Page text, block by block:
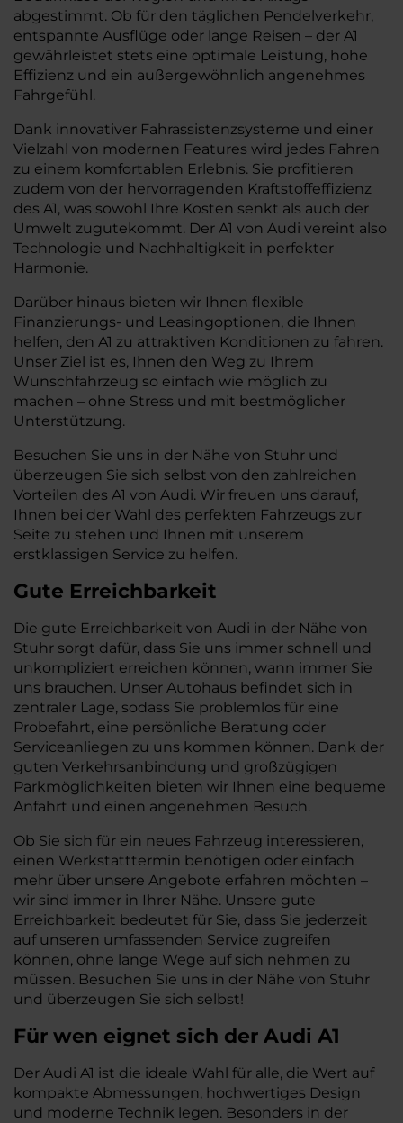
abgestimmt. Ob für den täglichen Pendelverkehr,
entspannte Ausflüge oder lange Reisen – der A1
gewährleistet stets eine optimale Leistung, hohe
Effizienz und ein außergewöhnlich angenehmes
Fahrgefühl.
Dank innovativer Fahrassistenzsysteme und einer
Vielzahl von modernen Features wird jedes Fahren
zu einem komfortablen Erlebnis. Sie profitieren
zudem von der hervorragenden Kraftstoffeffizienz
des A1, was sowohl Ihre Kosten senkt als auch der
Umwelt zugutekommt. Der A1 von Audi vereint also
Technologie und Nachhaltigkeit in perfekter
Harmonie.
Darüber hinaus bieten wir Ihnen flexible
Finanzierungs- und Leasingoptionen, die Ihnen
helfen, den A1 zu attraktiven Konditionen zu fahren.
Unser Ziel ist es, Ihnen den Weg zu Ihrem
Wunschfahrzeug so einfach wie möglich zu
machen – ohne Stress und mit bestmöglicher
Unterstützung.
Besuchen Sie uns in der Nähe von Stuhr und
überzeugen Sie sich selbst von den zahlreichen
Vorteilen des A1 von Audi. Wir freuen uns darauf,
Ihnen bei der Wahl des perfekten Fahrzeugs zur
Seite zu stehen und Ihnen mit unserem
erstklassigen Service zu helfen.
Gute Erreichbarkeit
Die gute Erreichbarkeit von Audi in der Nähe von
Stuhr sorgt dafür, dass Sie uns immer schnell und
unkompliziert erreichen können, wann immer Sie
uns brauchen. Unser Autohaus befindet sich in
zentraler Lage, sodass Sie problemlos für eine
Probefahrt, eine persönliche Beratung oder
Serviceanliegen zu uns kommen können. Dank der
guten Verkehrsanbindung und großzügigen
Parkmöglichkeiten bieten wir Ihnen eine bequeme
Anfahrt und einen angenehmen Besuch.
Ob Sie sich für ein neues Fahrzeug interessieren,
einen Werkstatttermin benötigen oder einfach
mehr über unsere Angebote erfahren möchten –
wir sind immer in Ihrer Nähe. Unsere gute
Erreichbarkeit bedeutet für Sie, dass Sie jederzeit
auf unseren umfassenden Service zugreifen
können, ohne lange Wege auf sich nehmen zu
müssen. Besuchen Sie uns in der Nähe von Stuhr
und überzeugen Sie sich selbst!
Für wen eignet sich der Audi A1
Der Audi A1 ist die ideale Wahl für alle, die Wert auf
kompakte Abmessungen, hochwertiges Design
und moderne Technik legen. Besonders in der